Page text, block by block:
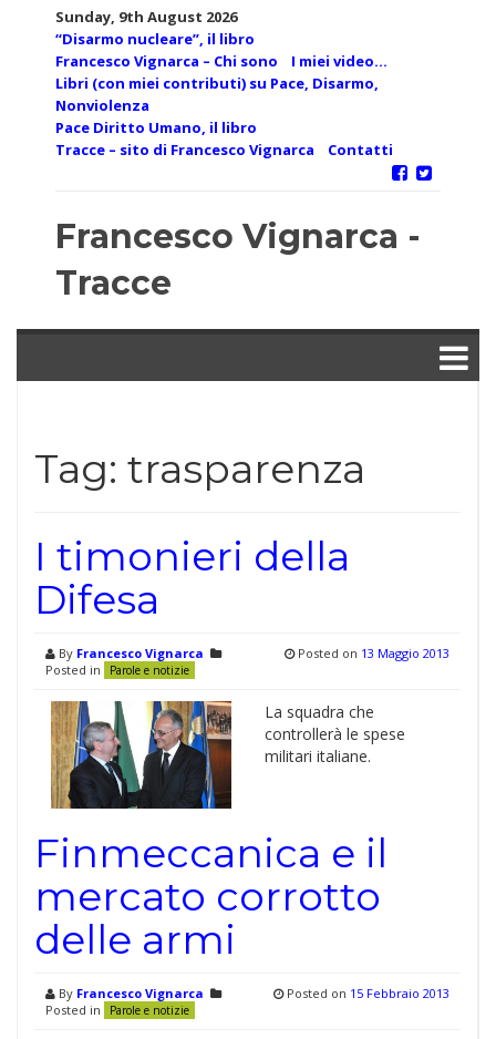
Sunday, 9th August 2026
“Disarmo nucleare”, il libro
Francesco Vignarca – Chi sono
I miei video…
Libri (con miei contributi) su Pace, Disarmo,
Nonviolenza
Pace Diritto Umano, il libro
Tracce – sito di Francesco Vignarca
Contatti
Francesco Vignarca -
Tracce
Tag: trasparenza
I timonieri della
Difesa
By Francesco Vignarca
Posted in
Parole e notizie
Posted on 13 Maggio 2013
La squadra che
controllerà le spese
militari italiane.
Finmeccanica e il
mercato corrotto
delle armi
By Francesco Vignarca
Posted in
Parole e notizie
Posted on 15 Febbraio 2013